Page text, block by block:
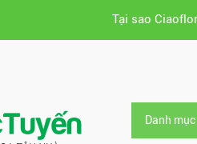
Tại sao
Danh mục